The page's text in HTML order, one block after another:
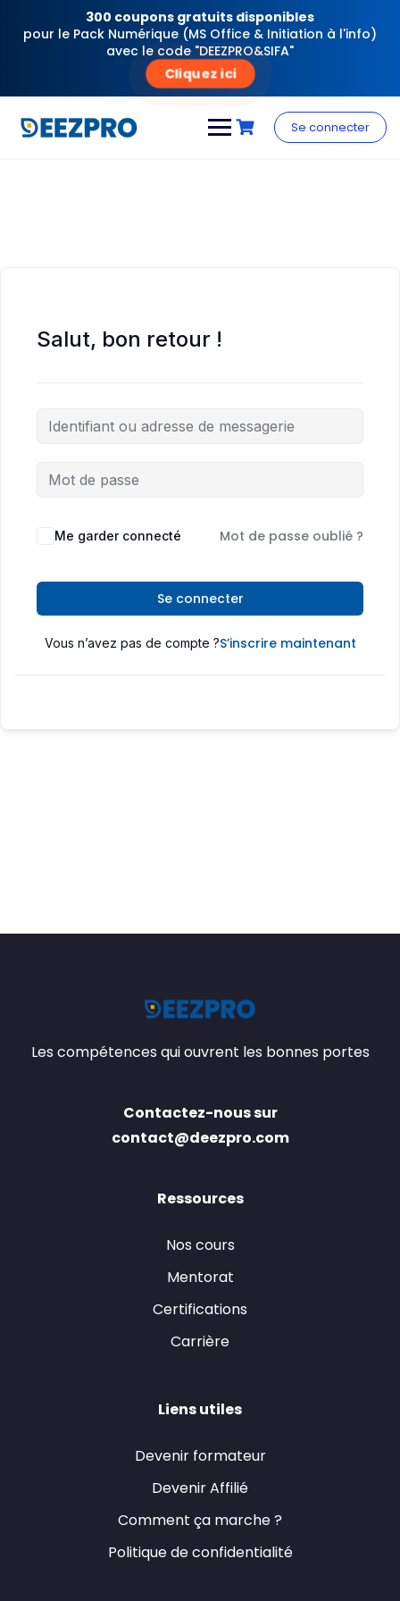
300 coupons gratuits disponibles
pour le Pack Numérique (MS Office & Initiation à l'info)
avec le code "DEEZPRO&SIFA"
Cliquez ici
content
Se connecter
Salut, bon retour !
Me garder connecté Mot de passe oublié ?
Se connecter
Vous n’avez pas de compte ?S’inscrire maintenant
Les compétences qui ouvrent les bonnes portes
Contactez-nous sur
contact@deezpro.com
Ressources
Nos cours
Mentorat
Certifications
Carrière
Liens utiles
Devenir formateur
Devenir Affilié
Comment ça marche ?
Politique de confidentialité